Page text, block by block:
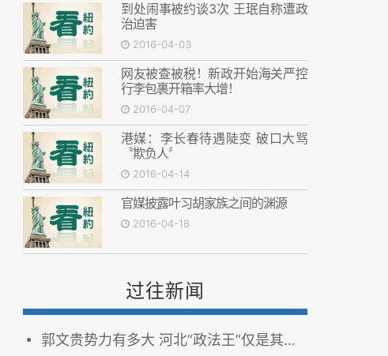
到处闹事被约谈3次 王珉自称遭政
治迫害
2016-04-03
网友被查被税！新政开始海关严控
行李包裹开箱率大增！
2016-04-07
港媒：李长春待遇陡变 破口大骂
〝欺负人〞
2016-04-14
官媒披露叶习胡家族之间的渊源
2016-04-18
过往新闻
郭文贵势力有多大 河北“政法王”仅是其打手